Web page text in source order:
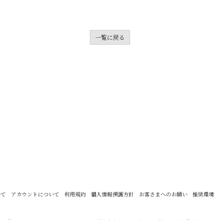
一覧に戻る
アカウントについて 利用規約 個人情報保護方針 お客さまへのお願い 推奨環境